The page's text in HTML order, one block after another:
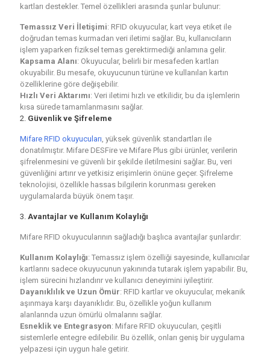
kartları destekler. Temel özellikleri arasında şunlar bulunur:
Temassız Veri İletişimi: RFID okuyucular, kart veya etiket ile
doğrudan temas kurmadan veri iletimi sağlar. Bu, kullanıcıların
işlem yaparken fiziksel temas gerektirmediği anlamına gelir.
Kapsama Alanı: Okuyucular, belirli bir mesafeden kartları
okuyabilir. Bu mesafe, okuyucunun türüne ve kullanılan kartın
özelliklerine göre değişebilir.
Hızlı Veri Aktarımı: Veri iletimi hızlı ve etkilidir, bu da işlemlerin
kısa sürede tamamlanmasını sağlar.
2. Güvenlik ve Şifreleme
Mifare RFID okuyucuları, yüksek güvenlik standartları ile
donatılmıştır. Mifare DESFire ve Mifare Plus gibi ürünler, verilerin
şifrelenmesini ve güvenli bir şekilde iletilmesini sağlar. Bu, veri
güvenliğini artırır ve yetkisiz erişimlerin önüne geçer. Şifreleme
teknolojisi, özellikle hassas bilgilerin korunması gereken
uygulamalarda büyük önem taşır.
3. Avantajlar ve Kullanım Kolaylığı
Mifare RFID okuyucularının sağladığı başlıca avantajlar şunlardır:
Kullanım Kolaylığı: Temassız işlem özelliği sayesinde, kullanıcılar
kartlarını sadece okuyucunun yakınında tutarak işlem yapabilir. Bu,
işlem sürecini hızlandırır ve kullanıcı deneyimini iyileştirir.
Dayanıklılık ve Uzun Ömür: RFID kartlar ve okuyucular, mekanik
aşınmaya karşı dayanıklıdır. Bu, özellikle yoğun kullanım
alanlarında uzun ömürlü olmalarını sağlar.
Esneklik ve Entegrasyon: Mifare RFID okuyucuları, çeşitli
sistemlerle entegre edilebilir. Bu özellik, onları geniş bir uygulama
yelpazesi için uygun hale getirir.